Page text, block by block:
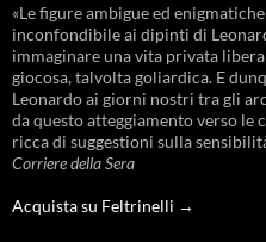
«Le figure ambigue ed
inconfondibile ai dipinti di
immaginare una vita privata
giocosa, talvolta goliardica. E
Leonardo ai giorni nostri tra gli
da questo atteggiamento verso le
ricca di suggestioni sulla
Corriere della Sera
Acquista su Feltrinelli →